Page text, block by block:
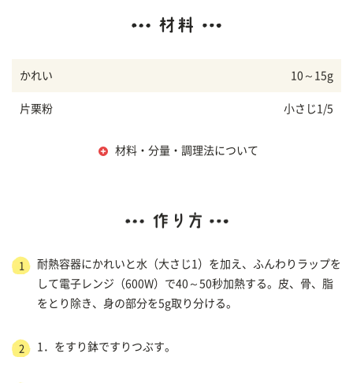
かれい 10～15g
片栗粉 小さじ1/5
材料・分量・調理法について
1
耐熱容器にかれいと水（大さじ1）を加え、ふんわりラップを
して電子レンジ（600W）で40～50秒加熱する。皮、骨、脂
をとり除き、身の部分を5g取り分ける。
2 1．をすり鉢ですりつぶす。